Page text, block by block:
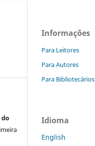
do
Informações
Para Leitores
Para Autores
Para Bibliotecários
Idioma
English